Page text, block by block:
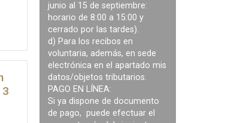
junio al 15 de septiembre:
horario de 8:00 a 15:00 y
cerrado por las tardes).
d) Para los recibos en
voluntaria, además, en sede
electrónica en el apartado mis
datos/objetos tributarios.
PAGO EN LÍNEA:
Si ya dispone de documento
de pago, puede efectuar el